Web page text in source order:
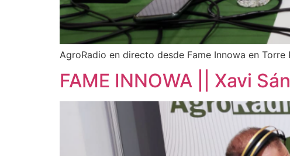
AgroRadio en directo desde Fame Innowa en Torre
FAME INNOWA || Xavi